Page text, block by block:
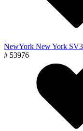
NewYork New York SV3
# 53976